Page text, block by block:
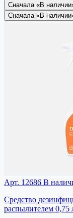
Сначала «В
Сначала «В
Арт. 12686 В
Средство
распылителем 0,75